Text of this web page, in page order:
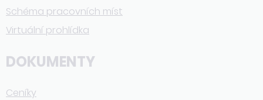
Schéma pracovních míst
Virtuální prohlídka
DOKUMENTY
Ceníky